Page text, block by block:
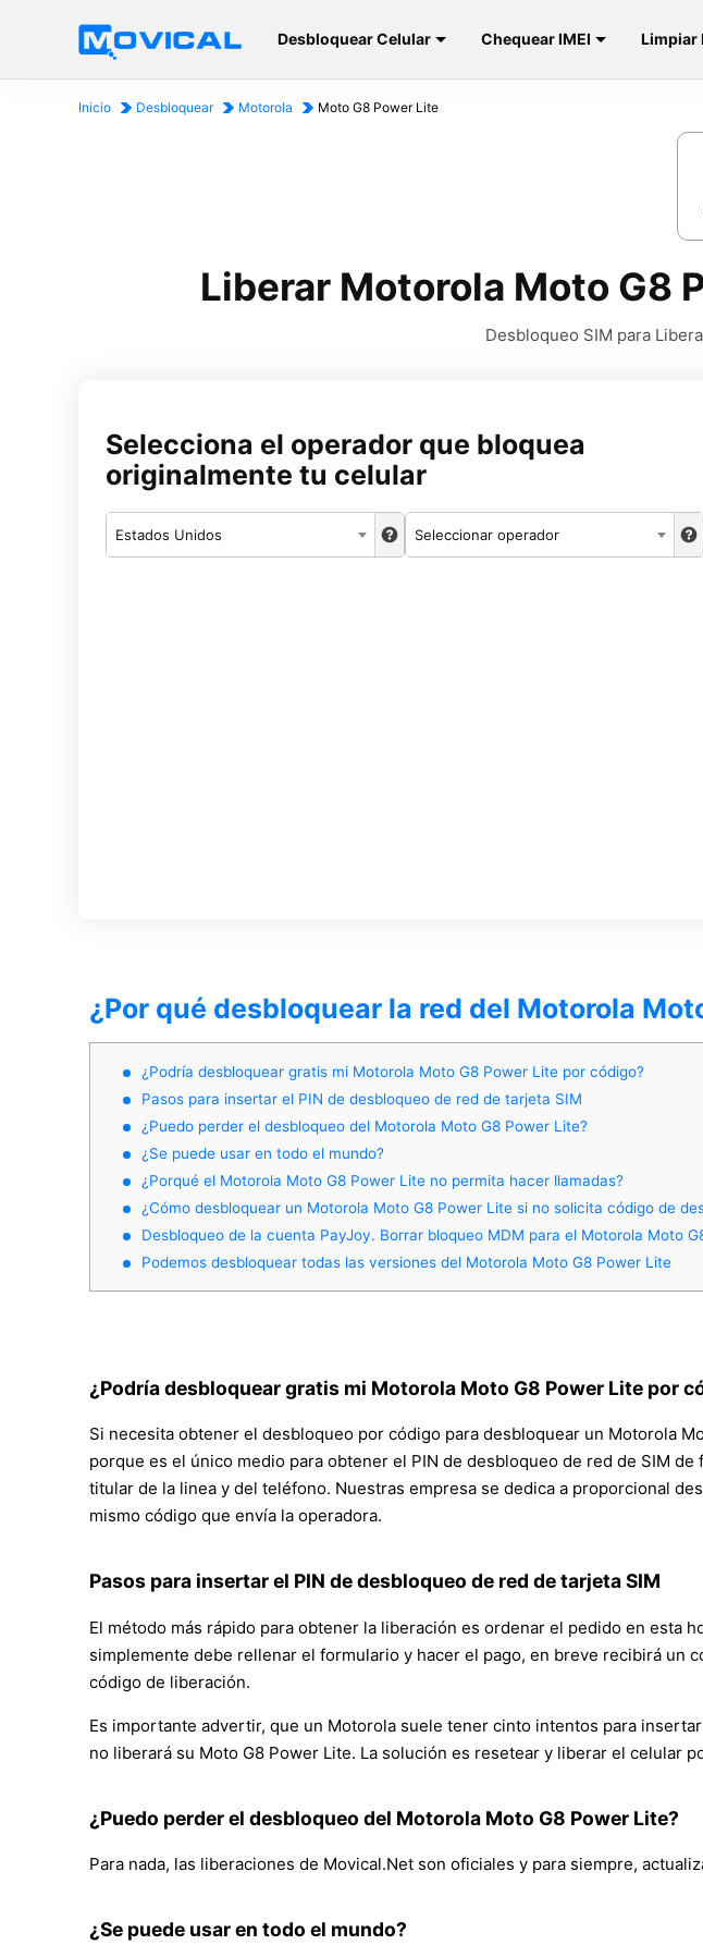
Desbloquear Celular Chequear IMEI Limpiar
Inicio Desbloquear Motorola Moto G8 Power Lite
Liberar Motorola Moto G8
Desbloqueo SIM para
Selecciona el operador que bloquea
originalmente tu celular
Estados Unidos Seleccionar operador
¿Por qué desbloquear la red del Motorola
¿Podría desbloquear gratis mi Motorola Moto G8 Power Lite por código?
Pasos para insertar el PIN de desbloqueo de red de tarjeta SIM
¿Puedo perder el desbloqueo del Motorola Moto G8 Power Lite?
¿Se puede usar en todo el mundo?
¿Porqué el Motorola Moto G8 Power Lite no permita hacer llamadas?
¿Cómo desbloquear un Motorola Moto G8 Power Lite si no solicita código de
Desbloqueo de la cuenta PayJoy. Borrar bloqueo MDM para el Motorola Moto
Podemos desbloquear todas las versiones del Motorola Moto G8 Power Lite
¿Podría desbloquear gratis mi Motorola Moto G8 Power Lite por
Si necesita obtener el desbloqueo por código para desbloquear un Motorola
porque es el único medio para obtener el PIN de desbloqueo de red de SIM
titular de la linea y del teléfono. Nuestras empresa se dedica a proporcional
mismo código que envía la operadora.
Pasos para insertar el PIN de desbloqueo de red de tarjeta SIM
El método más rápido para obtener la liberación es ordenar el pedido en esta
simplemente debe rellenar el formulario y hacer el pago, en breve recibirá
código de liberación.
Es importante advertir, que un Motorola suele tener cinto intentos para
no liberará su Moto G8 Power Lite. La solución es resetear y liberar el celular
¿Puedo perder el desbloqueo del Motorola Moto G8 Power Lite?
Para nada, las liberaciones de Movical.Net son oficiales y para siempre,
¿Se puede usar en todo el mundo?